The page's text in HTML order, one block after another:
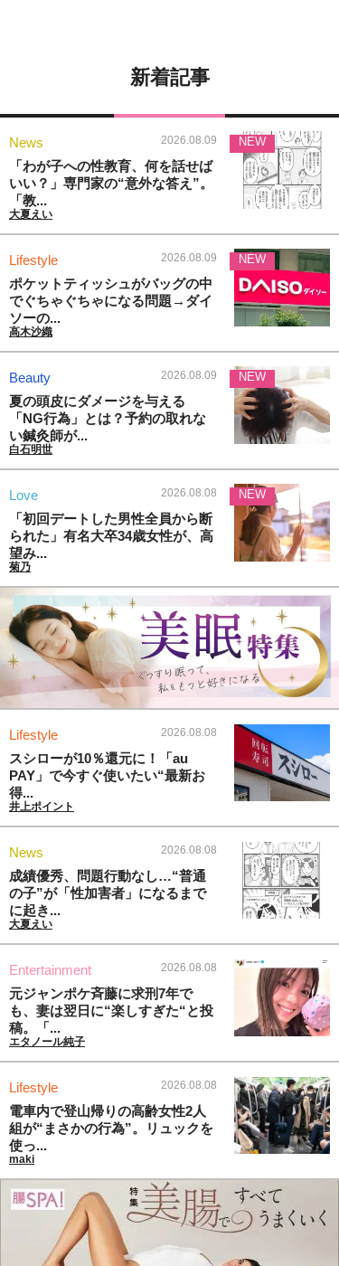
新着記事
News 2026.08.09
「わが子への性教育、何を話せば
いい？」専門家の“意外な答え”。
「教...
大夏えい
NEW
Lifestyle 2026.08.09
ポケットティッシュがバッグの中
でぐちゃぐちゃになる問題→ダイ
ソーの...
高木沙織
NEW
Beauty 2026.08.09
夏の頭皮にダメージを与える
「NG行為」とは？予約の取れな
い鍼灸師が...
白石明世
NEW
Love 2026.08.08
「初回デートした男性全員から断
られた」有名大卒34歳女性が、高
望み...
菊乃
NEW
Lifestyle 2026.08.08
スシローが10％還元に！「au
PAY」で今すぐ使いたい“最新お
得...
井上ポイント
News 2026.08.08
成績優秀、問題行動なし…“普通
の子”が「性加害者」になるまで
に起き...
大夏えい
Entertainment 2026.08.08
元ジャンポケ斉藤に求刑7年で
も、妻は翌日に“楽しすぎた“と投
稿。「...
エタノール純子
Lifestyle 2026.08.08
電車内で登山帰りの高齢女性2人
組が“まさかの行為”。リュックを
使っ...
maki